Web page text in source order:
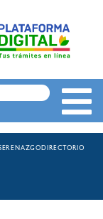
DIRECTORIO